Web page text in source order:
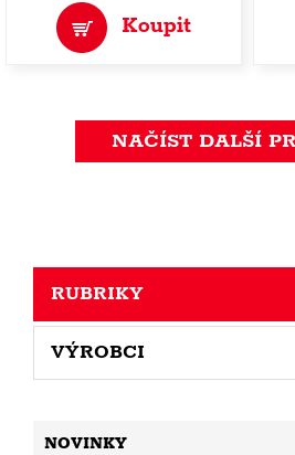
Koupit
NAČÍST DALŠÍ
RUBRIKY
VÝROBCI
NOVINKY